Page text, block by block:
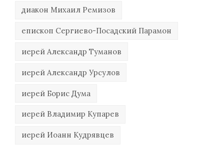
диакон Михаил Ремизов
епископ Сергиево-Посадский Парамон
иерей Александр Туманов
иерей Александр Урсулов
иерей Борис Дума
иерей Владимир Купарев
иерей Иоанн Кудрявцев